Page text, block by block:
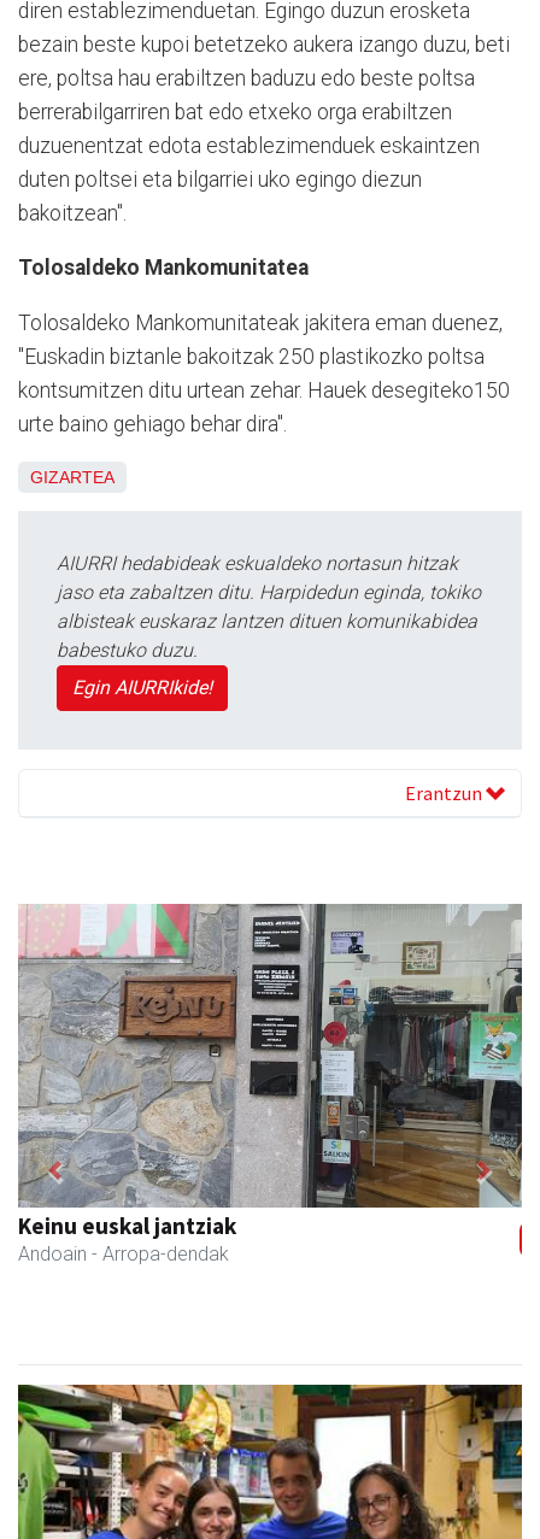
diren establezimenduetan. Egingo duzun erosketa
bezain beste kupoi betetzeko aukera izango duzu, beti
ere, poltsa hau erabiltzen baduzu edo beste poltsa
berrerabilgarriren bat edo etxeko orga erabiltzen
duzuenentzat edota establezimenduek eskaintzen
duten poltsei eta bilgarriei uko egingo diezun
bakoitzean".
Tolosaldeko Mankomunitatea
Tolosaldeko Mankomunitateak jakitera eman duenez,
"Euskadin biztanle bakoitzak 250 plastikozko poltsa
kontsumitzen ditu urtean zehar. Hauek desegiteko150
urte baino gehiago behar dira".
GIZARTEA
AIURRI hedabideak eskualdeko nortasun hitzak
jaso eta zabaltzen ditu. Harpidedun eginda, tokiko
albisteak euskaraz lantzen dituen komunikabidea
babestuko duzu.
Egin AIURRIkide!
Erantzun
Keinu euskal jantziak
Andoain - Arropa-dendak
Previous Next